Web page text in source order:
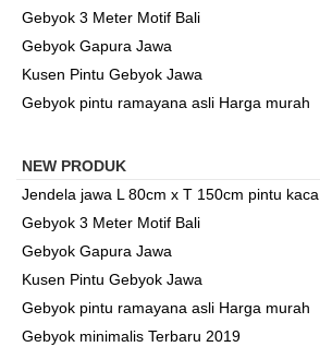
Gebyok 3 Meter Motif Bali
Gebyok Gapura Jawa
Kusen Pintu Gebyok Jawa
Gebyok pintu ramayana asli Harga murah
NEW PRODUK
Jendela jawa L 80cm x T 150cm pintu kaca
Gebyok 3 Meter Motif Bali
Gebyok Gapura Jawa
Kusen Pintu Gebyok Jawa
Gebyok pintu ramayana asli Harga murah
Gebyok minimalis Terbaru 2019